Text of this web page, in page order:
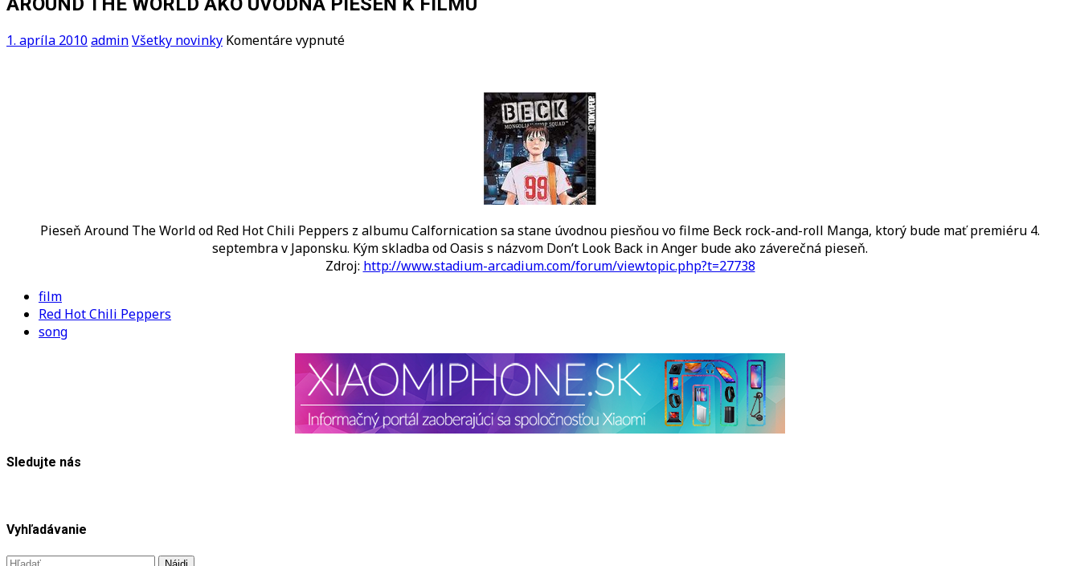
1. apríla 2010adminVšetky novinky Komentáre vypnuténa
Pieseň Around The World od Red Hot Chili Peppers z albumu Calfornication sa stane úvodnou piesňou vo filme Beck rock-and-roll Manga, ktorý bude mať premiéru 4.
septembra v Japonsku. Kým skladba od Oasis s názvom Don’t Look Back in Anger bude ako záverečná pieseň.
Zdroj: http://www.stadium-arcadium.com/forum/viewtopic.php?t=27738
film
Red Hot Chili Peppers
song
Sledujte nás
Vyhľadávanie
Hľadať: